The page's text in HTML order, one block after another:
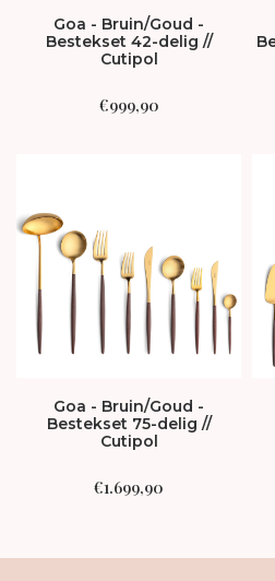
Goa - Bruin/Goud -
Bestekset 42-delig //
Cutipol
€999,90
Goa - Bruin/Goud -
Bestekset 75-delig //
Cutipol
€1.699,90